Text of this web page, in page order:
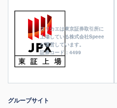
ヌリカエは東京証券取引所に
上場している株式会社Speee
が運営しています。
証券コード：4499
グループサイト